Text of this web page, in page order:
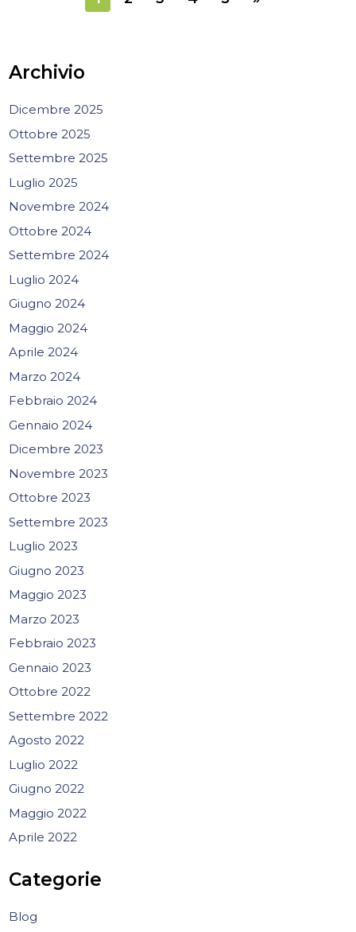
Archivio
Dicembre 2025
Ottobre 2025
Settembre 2025
Luglio 2025
Novembre 2024
Ottobre 2024
Settembre 2024
Luglio 2024
Giugno 2024
Maggio 2024
Aprile 2024
Marzo 2024
Febbraio 2024
Gennaio 2024
Dicembre 2023
Novembre 2023
Ottobre 2023
Settembre 2023
Luglio 2023
Giugno 2023
Maggio 2023
Marzo 2023
Febbraio 2023
Gennaio 2023
Ottobre 2022
Settembre 2022
Agosto 2022
Luglio 2022
Giugno 2022
Maggio 2022
Aprile 2022
Categorie
Blog